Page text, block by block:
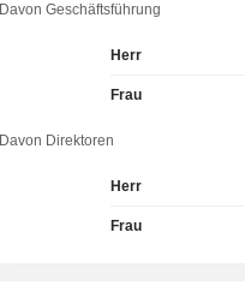
Davon Geschäftsführung
Herr
Frau
Davon Direktoren
Herr
Frau